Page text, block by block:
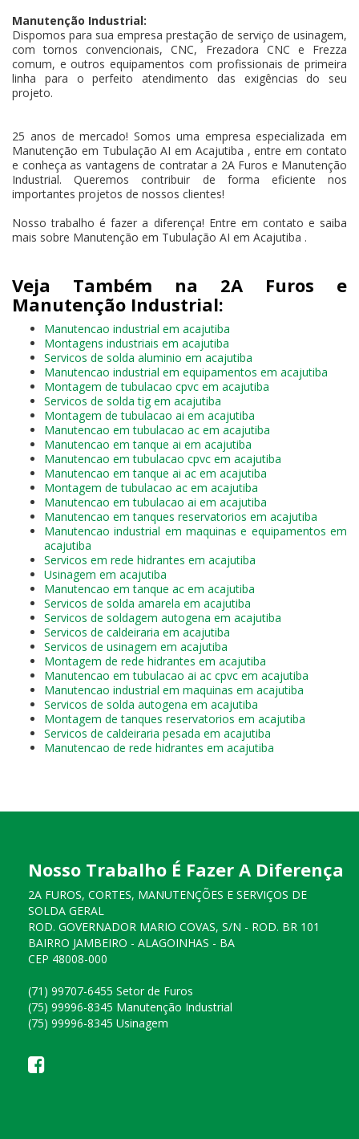
Manutenção Industrial:
Dispomos para sua empresa prestação de serviço de usinagem,
com tornos convencionais, CNC, Frezadora CNC e Frezza
comum, e outros equipamentos com profissionais de primeira
linha para o perfeito atendimento das exigências do seu
projeto.
25 anos de mercado! Somos uma empresa especializada em
Manutenção em Tubulação AI em Acajutiba , entre em contato
e conheça as vantagens de contratar a 2A Furos e Manutenção
Industrial. Queremos contribuir de forma eficiente nos
importantes projetos de nossos clientes!
Nosso trabalho é fazer a diferença! Entre em contato e saiba
mais sobre Manutenção em Tubulação AI em Acajutiba .
Veja Também na 2A Furos e
Manutenção Industrial:
Manutencao industrial em acajutiba
Montagens industriais em acajutiba
Servicos de solda aluminio em acajutiba
Manutencao industrial em equipamentos em acajutiba
Montagem de tubulacao cpvc em acajutiba
Servicos de solda tig em acajutiba
Montagem de tubulacao ai em acajutiba
Manutencao em tubulacao ac em acajutiba
Manutencao em tanque ai em acajutiba
Manutencao em tubulacao cpvc em acajutiba
Manutencao em tanque ai ac em acajutiba
Montagem de tubulacao ac em acajutiba
Manutencao em tubulacao ai em acajutiba
Manutencao em tanques reservatorios em acajutiba
Manutencao industrial em maquinas e equipamentos em
acajutiba
Servicos em rede hidrantes em acajutiba
Usinagem em acajutiba
Manutencao em tanque ac em acajutiba
Servicos de solda amarela em acajutiba
Servicos de soldagem autogena em acajutiba
Servicos de caldeiraria em acajutiba
Servicos de usinagem em acajutiba
Montagem de rede hidrantes em acajutiba
Manutencao em tubulacao ai ac cpvc em acajutiba
Manutencao industrial em maquinas em acajutiba
Servicos de solda autogena em acajutiba
Montagem de tanques reservatorios em acajutiba
Servicos de caldeiraria pesada em acajutiba
Manutencao de rede hidrantes em acajutiba
Nosso Trabalho É Fazer A Diferença
2A FUROS, CORTES, MANUTENÇÕES E SERVIÇOS DE
SOLDA GERAL
ROD. GOVERNADOR MARIO COVAS, S/N - ROD. BR 101
BAIRRO JAMBEIRO - ALAGOINHAS - BA
CEP 48008-000
(71) 99707-6455 Setor de Furos
(75) 99996-8345 Manutenção Industrial
(75) 99996-8345 Usinagem